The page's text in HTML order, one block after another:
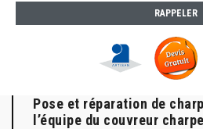
Pose et réparation de
l’équipe du couvreur